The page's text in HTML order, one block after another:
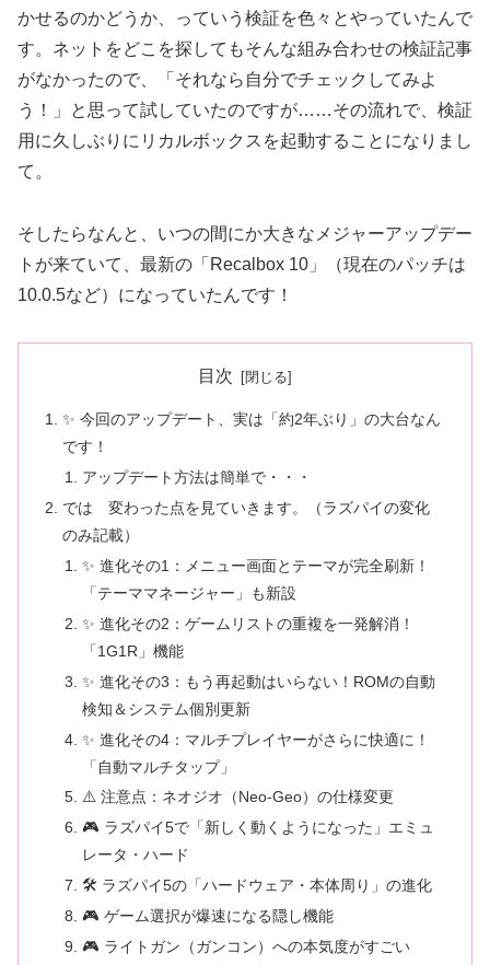
かせるのかどうか、っていう検証を色々とやっていたんで
す。ネットをどこを探してもそんな組み合わせの検証記事
がなかったので、「それなら自分でチェックしてみよ
う！」と思って試していたのですが……その流れで、検証
用に久しぶりにリカルボックスを起動することになりまし
て。
そしたらなんと、いつの間にか大きなメジャーアップデー
トが来ていて、最新の「Recalbox 10」（現在のパッチは
10.0.5など）になっていたんです！
目次
✨ 今回のアップデート、実は「約2年ぶり」の大台なん
です！
アップデート方法は簡単で・・・
では 変わった点を見ていきます。（ラズパイの変化
のみ記載）
✨ 進化その1：メニュー画面とテーマが完全刷新！
「テーママネージャー」も新設
✨ 進化その2：ゲームリストの重複を一発解消！
「1G1R」機能
✨ 進化その3：もう再起動はいらない！ROMの自動
検知＆システム個別更新
✨ 進化その4：マルチプレイヤーがさらに快適に！
「自動マルチタップ」
⚠️ 注意点：ネオジオ（Neo-Geo）の仕様変更
🎮 ラズパイ5で「新しく動くようになった」エミュ
レータ・ハード
🛠️ ラズパイ5の「ハードウェア・本体周り」の進化
🎮 ゲーム選択が爆速になる隠し機能
🎮 ライトガン（ガンコン）への本気度がすごい